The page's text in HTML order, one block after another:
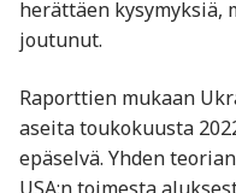
herättäen kysymyksiä,
joutunut.
Raporttien mukaan
aseita toukokuusta
epäselvä. Yhden